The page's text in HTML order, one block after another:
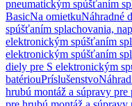
pneumatickým spúšťaním
BasicNa omietkuNáhradné
spúšťaním splachovania,
elektronickým spúšťaním
elektronickým spúšťaním
diely pre S elektronickým
batériouPríslušenstvo
hrubú montáž a súpravy pre